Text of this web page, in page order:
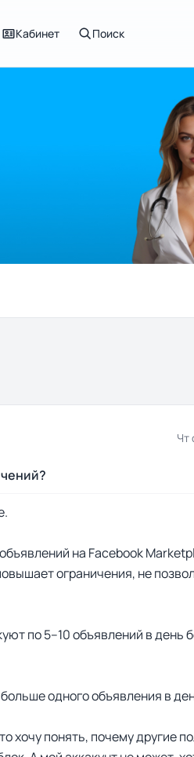
Кабинет Поиск
Чт
на Facebook
ограничения, не
по 5–10 объявлений в день
одного объявления в
хочу понять, почему другие